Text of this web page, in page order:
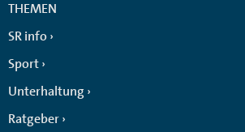
THEMEN
SR info
Sport
Unterhaltung
Ratgeber